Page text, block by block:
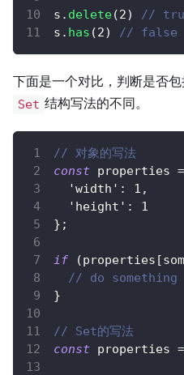
s . delete(2)
//
s . has (2) // false
下面是一个对比，判断是否包
Set 结构写法的不同。
// 对象的写法
const properties =
'width' : 1 ,
'height' :
1
} ;
if (properties [
// do something
}
// Set的写法
const properties =